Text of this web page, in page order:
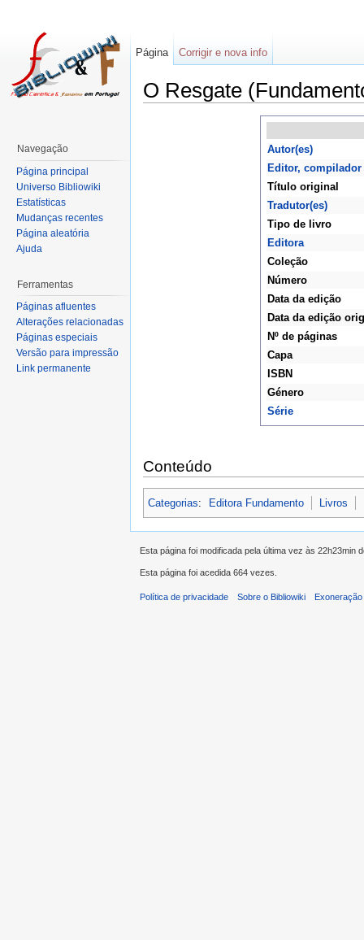
O Resgate
Autor(es)
Editor,
Título original
Tradutor(es)
Tipo de livro
Editora
Coleção
Número
Data da edição
Data da edição
Nº de páginas
Capa
ISBN
Género
Série
Conteúdo
Categorias: Editora Fundamento Livros
Página Corrigir e nova info
Navegação
Página principal
Universo Bibliowiki
Estatísticas
Mudanças recentes
Página aleatória
Ajuda
Ferramentas
Páginas afluentes
Alterações relacionadas
Páginas especiais
Versão para impressão
Link permanente
Esta página foi modificada pela última vez às 22h23min
Esta página foi acedida 664 vezes.
Política de privacidade Sobre o Bibliowiki